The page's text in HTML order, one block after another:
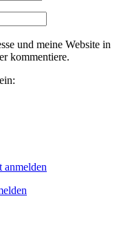
und meine Website in
kommentiere.